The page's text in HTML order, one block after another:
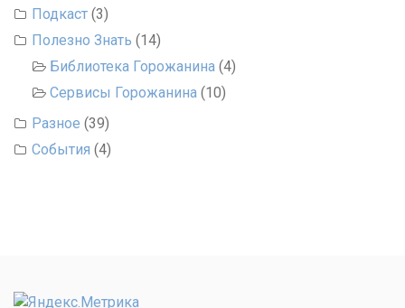
Подкаст (3)
Полезно Знать (14)
Библиотека Горожанина (4)
Сервисы Горожанина (10)
Разное (39)
События (4)